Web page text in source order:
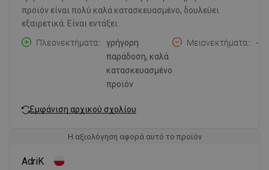
προϊόν είναι πολύ καλά κατασκευασμένο, δουλεύει
εξαιρετικά. Είναι εντάξει.
Πλεονεκτήματα:
γρήγορη
παράδοση, καλά
κατασκευασμένο
προϊόν
Μειονεκτήματα: -
Εμφάνιση αρχικού σχολίου
Η αξιολόγηση αφορά αυτό το προϊόν
AdriK